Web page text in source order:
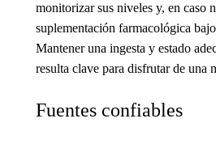
monitorizar sus niveles y, en caso
suplementación farmacológica
Mantener una ingesta y estado
resulta clave para disfrutar de una
Fuentes confiables